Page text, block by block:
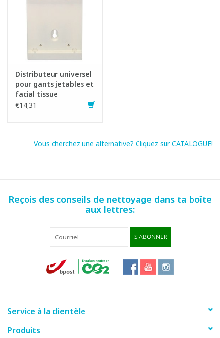
Distributeur universel
pour gants jetables et
facial tissue
€14,31
Vous cherchez une alternative? Cliquez sur CATALOGUE!
Reçois des conseils de nettoyage dans ta boîte
aux lettres:
S'ABONNER
Service à la clientèle
Produits